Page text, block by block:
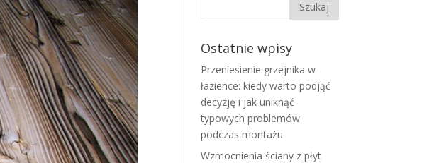
Ostatnie wpisy
Przeniesienie grzejnika w
łazience: kiedy warto podjąć
decyzję i jak uniknąć
typowych problemów
podczas montażu
Wzmocnienia ściany z płyt